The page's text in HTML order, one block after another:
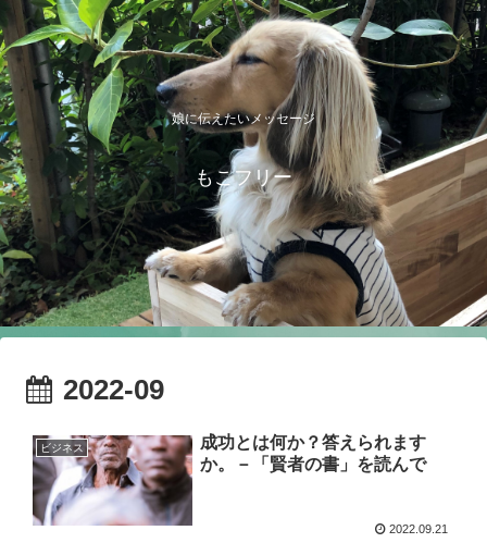
娘に伝えたいメッセージ
もこフリー
2022-09
ビジネス
成功とは何か？答えられます
か。－「賢者の書」を読んで
2022.09.21